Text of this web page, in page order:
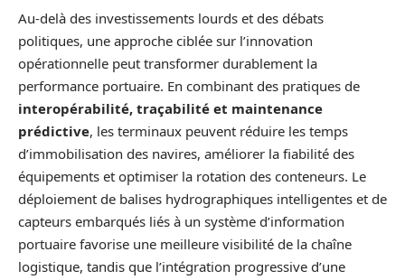
Au-delà des investissements lourds et des débats
politiques, une approche ciblée sur l’innovation
opérationnelle peut transformer durablement la
performance portuaire. En combinant des pratiques de
interopérabilité, traçabilité et maintenance
prédictive, les terminaux peuvent réduire les temps
d’immobilisation des navires, améliorer la fiabilité des
équipements et optimiser la rotation des conteneurs. Le
déploiement de balises hydrographiques intelligentes et de
capteurs embarqués liés à un système d’information
portuaire favorise une meilleure visibilité de la chaîne
logistique, tandis que l’intégration progressive d’une